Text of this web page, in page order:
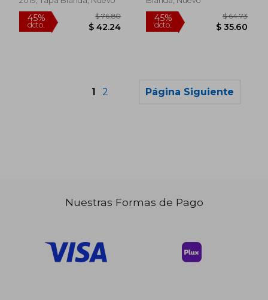
$ 36.95 45%
1 2 Página Siguiente
Nuestras Formas de Pago